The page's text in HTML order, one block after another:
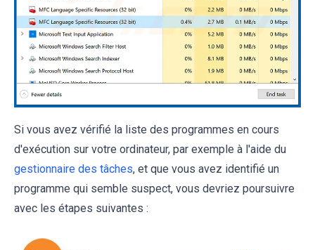
Si vous avez vérifié la liste des programmes en cours
d'exécution sur votre ordinateur, par exemple à l'aide du
gestionnaire des tâches, et que vous avez identifié un
programme qui semble suspect, vous devriez poursuivre
avec les étapes suivantes :